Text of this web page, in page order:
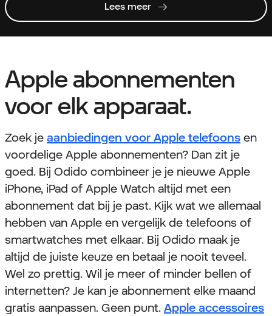
Lees meer
Apple abonnementen
voor elk apparaat.
Zoek je aanbiedingen voor Apple telefoons en
voordelige Apple abonnementen? Dan zit je
goed. Bij Odido combineer je je nieuwe Apple
iPhone, iPad of Apple Watch altijd met een
abonnement dat bij je past. Kijk wat we allemaal
hebben van Apple en vergelijk de telefoons of
smartwatches met elkaar. Bij Odido maak je
altijd de juiste keuze en betaal je nooit teveel.
Wel zo prettig. Wil je meer of minder bellen of
internetten? Je kan je abonnement elke maand
gratis aanpassen. Geen punt. Apple accessoires